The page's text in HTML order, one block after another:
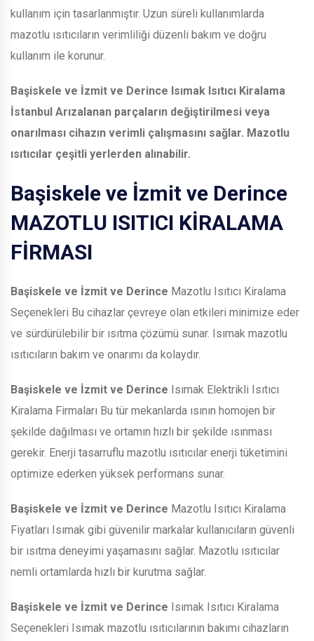
kullanım için tasarlanmıştır. Uzun süreli kullanımlarda
mazotlu ısıtıcıların verimliliği düzenli bakım ve doğru
kullanım ile korunur.
Başiskele ve İzmit ve Derince Isımak Isıtıcı Kiralama
İstanbul Arızalanan parçaların değiştirilmesi veya
onarılması cihazın verimli çalışmasını sağlar. Mazotlu
ısıtıcılar çeşitli yerlerden alınabilir.
Başiskele ve İzmit ve Derince
MAZOTLU ISITICI KİRALAMA
FİRMASI
Başiskele ve İzmit ve Derince Mazotlu Isıtıcı Kiralama
Seçenekleri Bu cihazlar çevreye olan etkileri minimize eder
ve sürdürülebilir bir ısıtma çözümü sunar. Isımak mazotlu
ısıtıcıların bakım ve onarımı da kolaydır.
Başiskele ve İzmit ve Derince Isımak Elektrikli Isıtıcı
Kiralama Firmaları Bu tür mekanlarda ısının homojen bir
şekilde dağılması ve ortamın hızlı bir şekilde ısınması
gerekir. Enerji tasarruflu mazotlu ısıtıcılar enerji tüketimini
optimize ederken yüksek performans sunar.
Başiskele ve İzmit ve Derince Mazotlu Isıtıcı Kiralama
Fiyatları Isımak gibi güvenilir markalar kullanıcıların güvenli
bir ısıtma deneyimi yaşamasını sağlar. Mazotlu ısıtıcılar
nemli ortamlarda hızlı bir kurutma sağlar.
Başiskele ve İzmit ve Derince Isımak Isıtıcı Kiralama
Seçenekleri Isımak mazotlu ısıtıcılarının bakımı cihazların